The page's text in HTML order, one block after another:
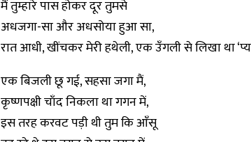
मैं तुम्हारे पास होकर दूर तुमसे
अधजगा-सा और अधसोया हुआ सा,
रात आधी, खींचकर मेरी हथेली, एक उँगली से लिखा था
एक बिजली छू गई, सहसा जगा मैं,
कृष्णपक्षी चाँद निकला था गगन में,
इस तरह करवट पड़ी थी तुम कि आँसू